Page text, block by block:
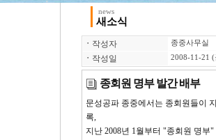
news
새소식
ㆍ 작성자 종중사무실
ㆍ 작성일 2008-11-21
종회원 명부 발간 배부
문성공파 종중에서는 종회원들이
록,
지난 2008년 1월부터 "종회원 명부